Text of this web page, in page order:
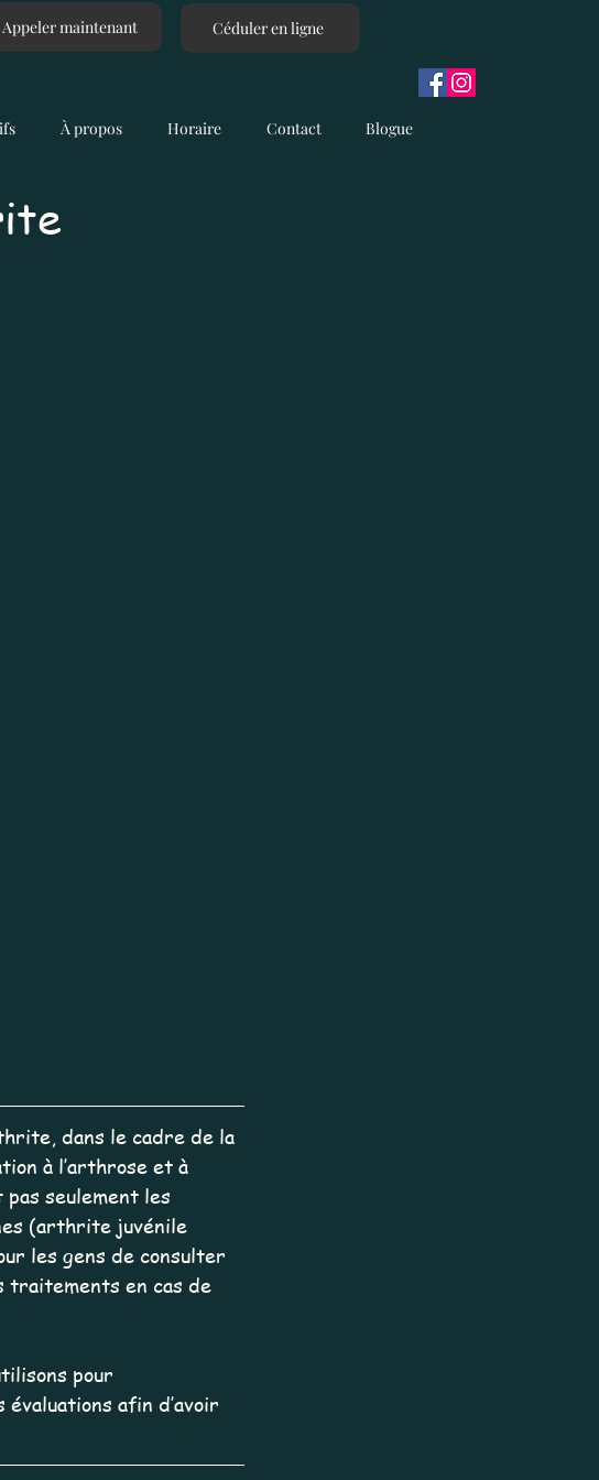
Appeler maintenant Céduler en ligne
À propos Horaire Contact Blogue
dans le cadre de la
à l’arthrose et à
seulement les
(arthrite juvénile
les gens de consulter
traitements en cas de
pour
afin d’avoir